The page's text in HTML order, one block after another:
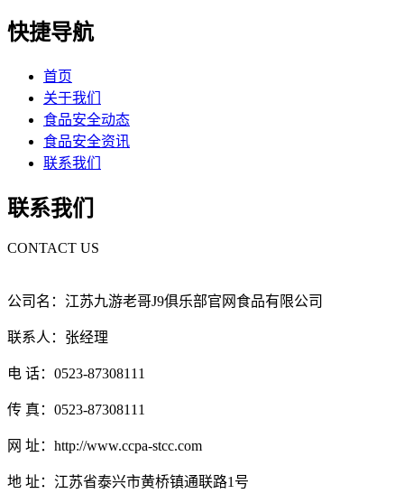
快捷导航
首页
关于我们
食品安全动态
食品安全资讯
联系我们
联系我们
CONTACT US
公司名：江苏九游老哥J9俱乐部官网食品有限公司
联系人：张经理
电 话：0523-87308111
传 真：0523-87308111
网 址：http://www.ccpa-stcc.com
地 址：江苏省泰兴市黄桥镇通联路1号